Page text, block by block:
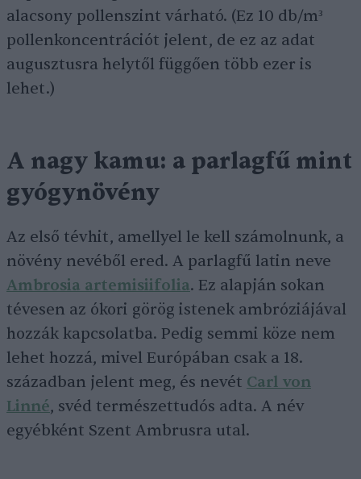
alacsony pollenszint várható. (Ez 10 db/m³
pollenkoncentrációt jelent, de ez az adat
augusztusra helytől függően több ezer is
lehet.)
A nagy kamu: a parlagfű mint
gyógynövény
Az első tévhit, amellyel le kell számolnunk, a
növény nevéből ered. A parlagfű latin neve
Ambrosia artemisiifolia. Ez alapján sokan
tévesen az ókori görög istenek ambróziájával
hozzák kapcsolatba. Pedig semmi köze nem
lehet hozzá, mivel Európában csak a 18.
században jelent meg, és nevét Carl von
Linné, svéd természettudós adta. A név
egyébként Szent Ambrusra utal.